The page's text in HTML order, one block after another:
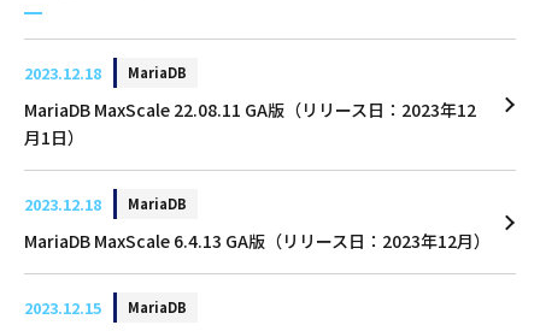
2023.12.18 MariaDB
MariaDB MaxScale 22.08.11 GA版（リリース日：2023年12
月1日）
2023.12.18 MariaDB
MariaDB MaxScale 6.4.13 GA版（リリース日：2023年12月）
2023.12.15 MariaDB